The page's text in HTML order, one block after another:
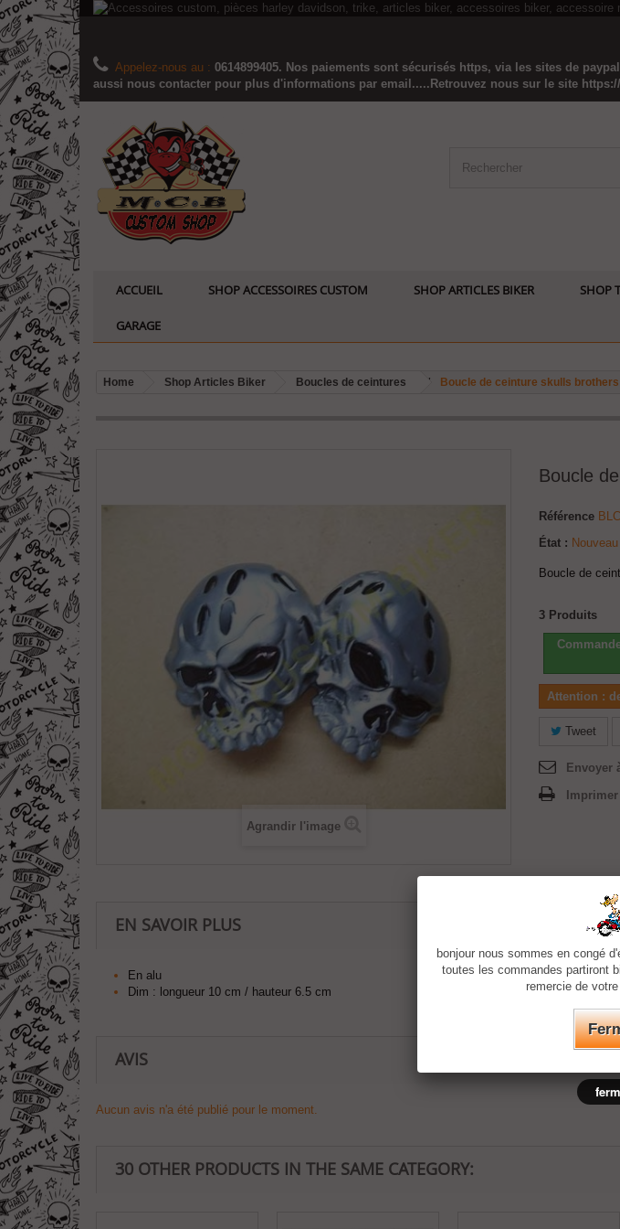
Appelez-nous au : 0614899405. Nos paiements sont sécurisés https, via les sites de
aussi nous contacter pour plus d'informations par email.....Retrouvez nous sur le site
ACCUEIL SHOP ACCESSOIRES CUSTOM SHOP ARTICLES BIKER SHOP
GARAGE
Home Shop Articles Biker Boucles de ceintures Boucle de ceinture skulls brothers
Agrandir l'image
Boucle
Référence
État :
Boucle de
3 Produits
Attention :
Tweet
Envoyer
Imprimer
EN SAVOIR PLUS
En alu
Dim : longueur 10 cm / hauteur 6.5 cm
AVIS
Aucun avis n'a été publié pour le moment.
30 OTHER PRODUCTS IN THE SAME CATEGORY:
bonjour nous sommes en congé
toutes les commandes partiront
remercie de